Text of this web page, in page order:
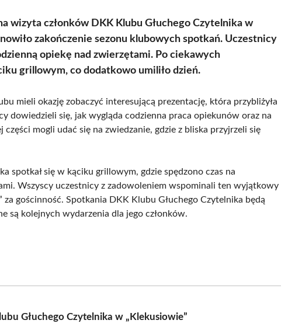
wizyta członków DKK Klubu Głuchego Czytelnika w
zakończenie sezonu klubowych spotkań. Uczestnicy
opiekę nad zwierzętami. Po ciekawych
grillowym, co dodatkowo umiliło dzień.
mieli okazję zobaczyć interesującą prezentację, która przybliżyła
dowiedzieli się, jak wygląda codzienna praca opiekunów oraz na
mogli udać się na zwiedzanie, gdzie z bliska przyjrzeli się
spotkał się w kąciku grillowym, gdzie spędzono czas na
Wszyscy uczestnicy z zadowoleniem wspominali ten wyjątkowy
gościnność. Spotkania DKK Klubu Głuchego Czytelnika będą
są kolejnych wydarzenia dla jego członków.
Głuchego Czytelnika w „Klekusiowie”